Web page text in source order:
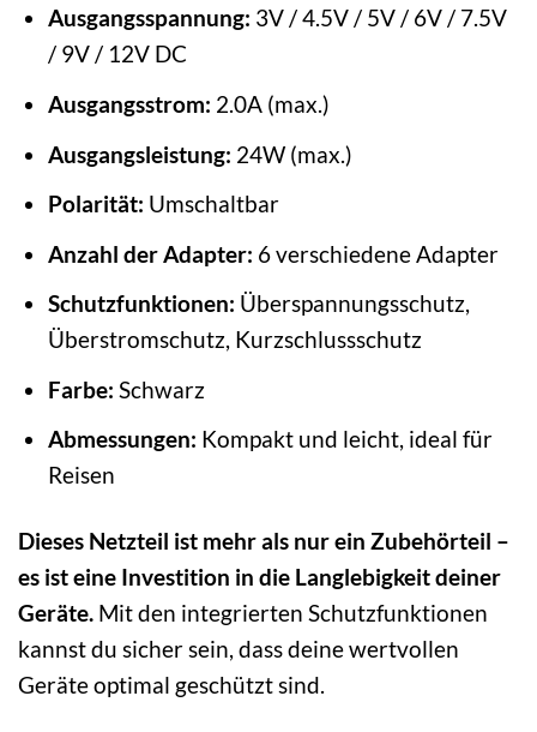
Ausgangsspannung: 3V / 4.5V / 5V / 6V / 7.5V
/ 9V / 12V DC
Ausgangsstrom: 2.0A (max.)
Ausgangsleistung: 24W (max.)
Polarität: Umschaltbar
Anzahl der Adapter: 6 verschiedene Adapter
Schutzfunktionen: Überspannungsschutz,
Überstromschutz, Kurzschlussschutz
Farbe: Schwarz
Abmessungen: Kompakt und leicht, ideal für
Reisen
Dieses Netzteil ist mehr als nur ein Zubehörteil –
es ist eine Investition in die Langlebigkeit deiner
Geräte. Mit den integrierten Schutzfunktionen
kannst du sicher sein, dass deine wertvollen
Geräte optimal geschützt sind.